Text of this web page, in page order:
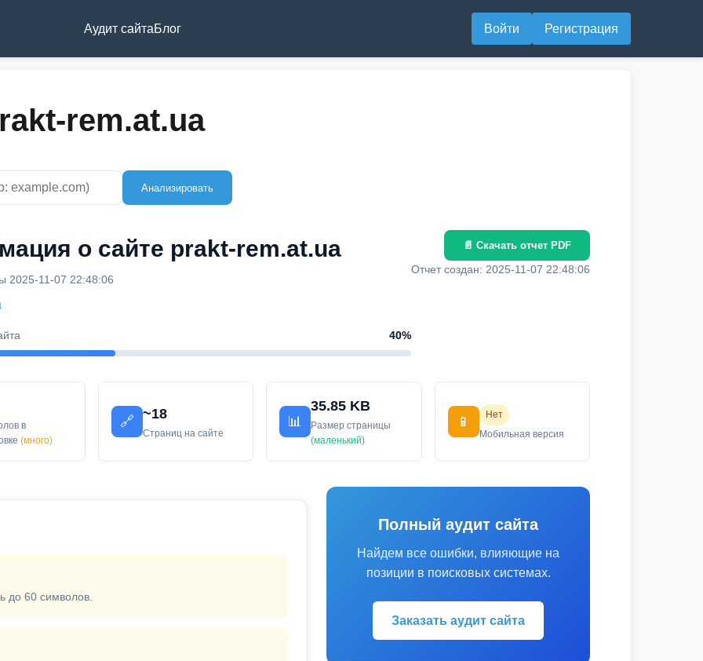
Аудит сайтаБлог Войти Регистрация
rem.at.ua
Анализировать
о сайте prakt-rem.at.ua
2025-11-07 22:48:06
40%
📄 Скачать отчет PDF
Отчет создан: 2025-11-07 22:48:06
в
(много)
🔗
~18
Страниц на сайте
📊
35.85 KB
Размер страницы
(маленький)
📱
Нет
Мобильная версия
до 60 символов.
Полный аудит сайта
Найдем все ошибки, влияющие на
позиции в поисковых системах.
Заказать аудит сайта